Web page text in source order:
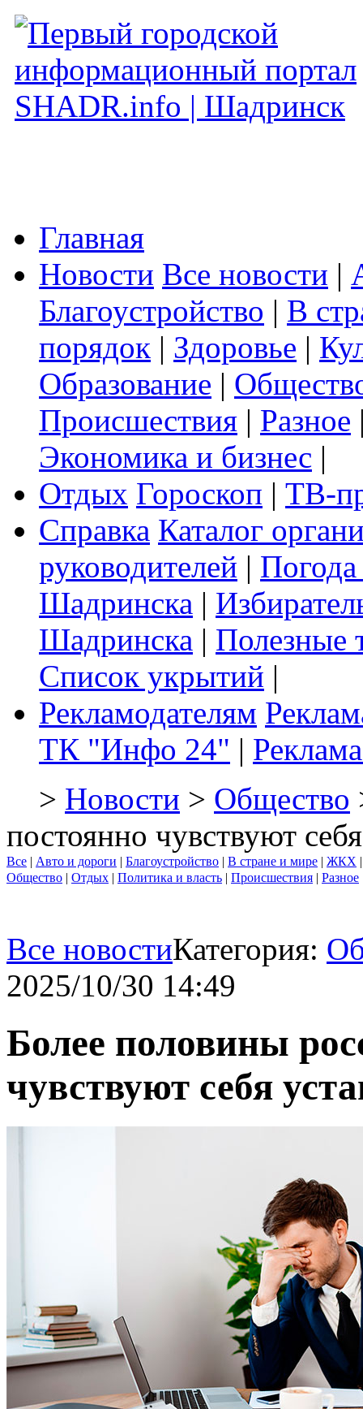
Главная
Новости Все новости |
Благоустройство | В
порядок | Здоровье |
Образование |
Происшествия | Разное
Экономика и бизнес |
Отдых Гороскоп | ТВ-
Справка Каталог
руководителей |
Шадринска |
Шадринска | Полезные
Список укрытий |
Рекламодателям
ТК "Инфо 24" |
> Новости > Общество
постоянно чувствуют
Все | Авто и дороги | Благоустройство | В стране и мире | ЖКХ
Общество | Отдых | Политика и власть | Происшествия | Разное
Все новостиКатегория:
2025/10/30 14:49
Более половины
чувствуют себя